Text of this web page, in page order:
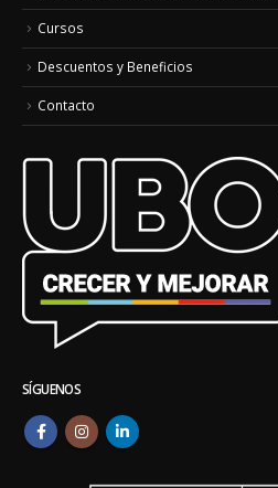
Cursos
Descuentos y Beneficios
Contacto
SÍGUENOS